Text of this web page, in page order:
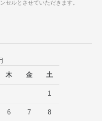
セルとさせていただきます。
木 金 土
1
6 7 8